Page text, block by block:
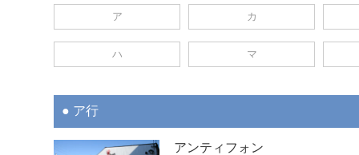
ア カ
ハ マ
ア行
アンティフォン